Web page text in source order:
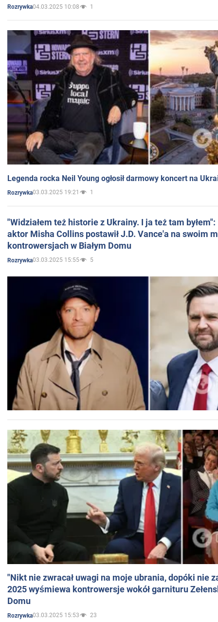
Rozrywka04.03.2025 10:08 1
Legenda rocka Neil Young ogłosił darmowy koncert na
Rozrywka03.03.2025 19:21 1
"Widziałem też historie z Ukrainy. I ja też tam
aktor Misha Collins postawił J.D. Vance'a na swoim
kontrowersjach w Białym Domu
Rozrywka03.03.2025 15:55 5
"Nikt nie zwracał uwagi na moje ubrania, dopóki nie
2025 wyśmiewa kontrowersje wokół garnituru
Domu
Rozrywka03.03.2025 15:53 23